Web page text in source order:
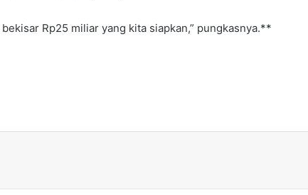
Rp25 miliar yang kita siapkan,” pungkasnya.**